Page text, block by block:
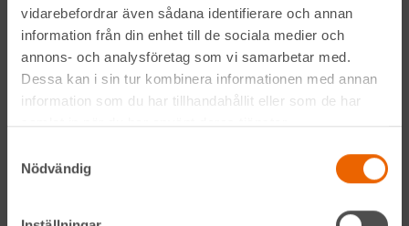
vidarebefordrar även sådana identifierare och annan
information från din enhet till de sociala medier och
annons- och analysföretag som vi samarbetar med.
Dessa kan i sin tur kombinera informationen med annan
information som du har tillhandahållit eller som de har
samlat in när du har använt deras tjänster.
Nödvändig
Hyreslandslagets